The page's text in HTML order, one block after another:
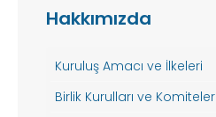
Hakkımızda
Kuruluş Amacı ve İlkeleri
Birlik Kurulları ve Komiteler